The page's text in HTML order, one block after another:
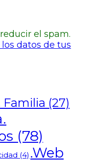
el spam.
datos de tus
Familia (27)
(78)
(4) .Web